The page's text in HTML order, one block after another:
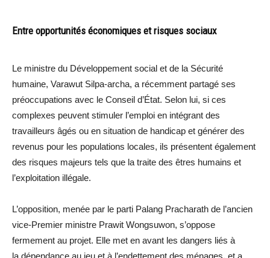
Entre opportunités économiques et risques sociaux
Le ministre du Développement social et de la Sécurité
humaine, Varawut Silpa-archa, a récemment partagé ses
préoccupations avec le Conseil d’État. Selon lui, si ces
complexes peuvent stimuler l’emploi en intégrant des
travailleurs âgés ou en situation de handicap et générer des
revenus pour les populations locales, ils présentent également
des risques majeurs tels que la traite des êtres humains et
l’exploitation illégale.
L’opposition, menée par le parti Palang Pracharath de l’ancien
vice-Premier ministre Prawit Wongsuwon, s’oppose
fermement au projet. Elle met en avant les dangers liés à
la dépendance au jeu et à l’endettement des ménages, et a